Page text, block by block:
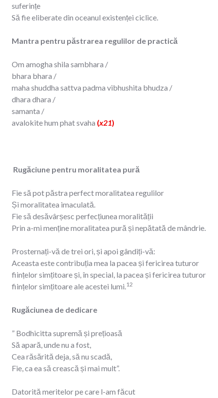
suferințe
Să fie eliberate din oceanul existenței ciclice.
Mantra pentru păstrarea regulilor de practică
Om amogha shila sambhara /
bhara bhara /
maha shuddha sattva padma vibhushita bhudza /
dhara dhara /
samanta /
avalokite hum phat svaha (x21)
Rugăciune pentru moralitatea pură
Fie să pot păstra perfect moralitatea regulilor
Și moralitatea imaculată.
Fie să desăvârșesc perfecțiunea moralității
Prin a-mi menține moralitatea pură și nepătată de mândrie.
Prosternați-vă de trei ori, și apoi gândiți-vă:
Aceasta este contribuția mea la pacea și fericirea tuturor
ființelor simțitoare și, în special, la pacea și fericirea tuturor
ființelor simțitoare ale acestei lumi.12
Rugăciunea de dedicare
” Bodhicitta supremă și prețioasă
Să apară, unde nu a fost,
Cea răsărită deja, să nu scadă,
Fie, ca ea să crească și mai mult”.
Datorită meritelor pe care l-am făcut